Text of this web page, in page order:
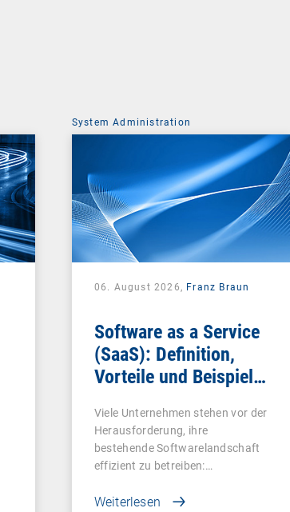
System Administration
06. August 2026, Franz Braun
Software as a Service
(SaaS): Definition,
Vorteile und Beispiele
Viele Unternehmen stehen vor der
Herausforderung, ihre
bestehende Softwarelandschaft
effizient zu betreiben:…
Weiterlesen